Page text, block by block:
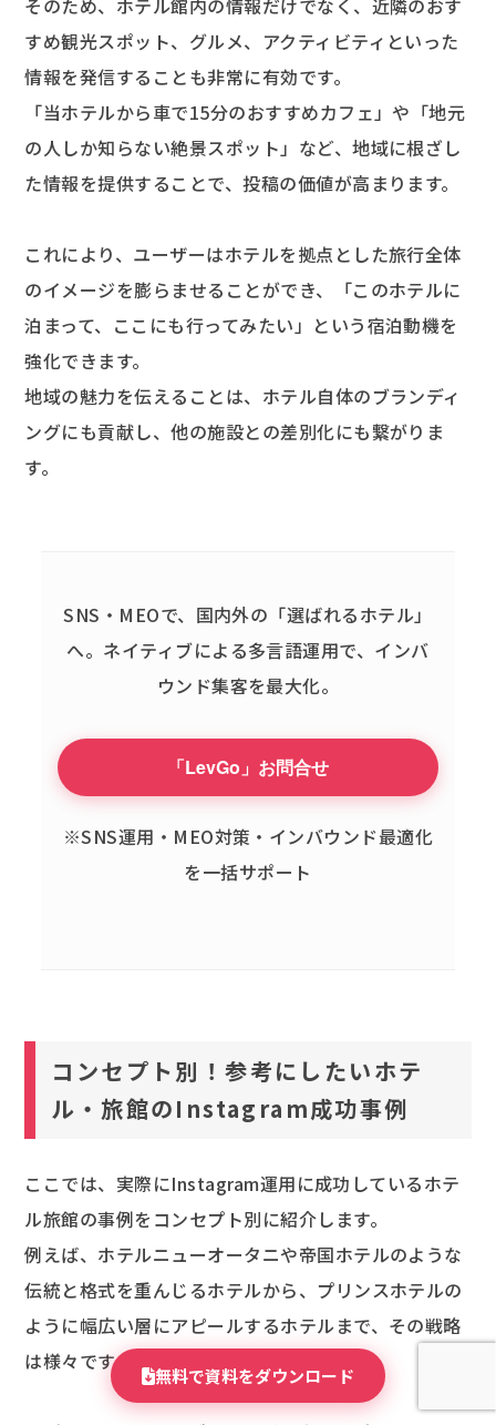
そのため、ホテル館内の情報だけでなく、近隣のおす
すめ観光スポット、グルメ、アクティビティといった
情報を発信することも非常に有効です。
「当ホテルから車で15分のおすすめカフェ」や「地元
の人しか知らない絶景スポット」など、地域に根ざし
た情報を提供することで、投稿の価値が高まります。
これにより、ユーザーはホテルを拠点とした旅行全体
のイメージを膨らませることができ、「このホテルに
泊まって、ここにも行ってみたい」という宿泊動機を
強化できます。
地域の魅力を伝えることは、ホテル自体のブランディ
ングにも貢献し、他の施設との差別化にも繋がりま
す。
SNS・MEOで、国内外の「選ばれるホテル」
へ。 ネイティブによる多言語運用で、インバ
ウンド集客を最大化。
「LevGo」お問合せ
※SNS運用・MEO対策・インバウンド最適化
を一括サポート
コンセプト別！参考にしたいホテ
ル・旅館のInstagram成功事例
ここでは、実際にInstagram運用に成功しているホテ
ル旅館の事例をコンセプト別に紹介します。
例えば、ホテルニューオータニや帝国ホテルのような
伝統と格式を重んじるホテルから、プリンスホテルの
ように幅広い層にアピールするホテルまで、その戦略
は様々です。
無料で資料をダウンロード